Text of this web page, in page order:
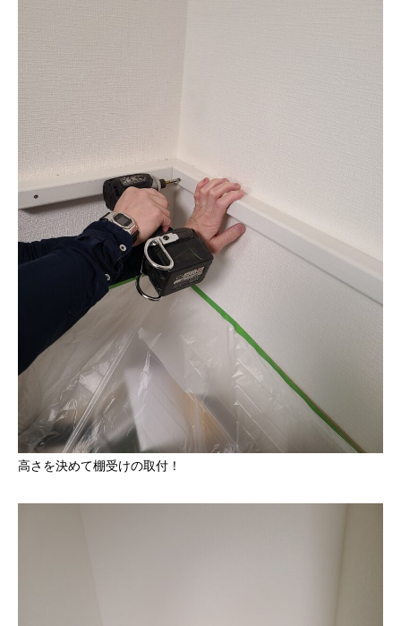
高さを決めて棚受けの取付！